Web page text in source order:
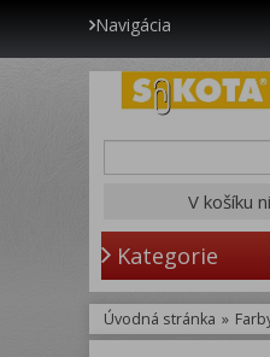
Navigácia
V košíku
Kategorie
Úvodná stránka »